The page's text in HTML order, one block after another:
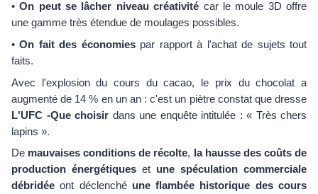
•On peut se lâcher niveau créativité car le moule 3D offre
une gamme très étendue de moulages possibles.
•On fait des économiespar rapport à l'achat de sujets tout
faits.
Avec l'explosion du cours du cacao, le prix du chocolat a
augmenté de 14 % en un an : c'est un piètre constat que dresse
L'UFC -Que choisir dans une enquête intitulée : « Très chers
lapins ».
De mauvaises conditions de récolte, la hausse des coûts de
production énergétiques et une spéculation commerciale
débridée ont déclenché une flambée historique des cours